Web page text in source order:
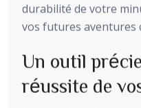
durabilité de votre
vos futures aventures
Un outil
réussite de